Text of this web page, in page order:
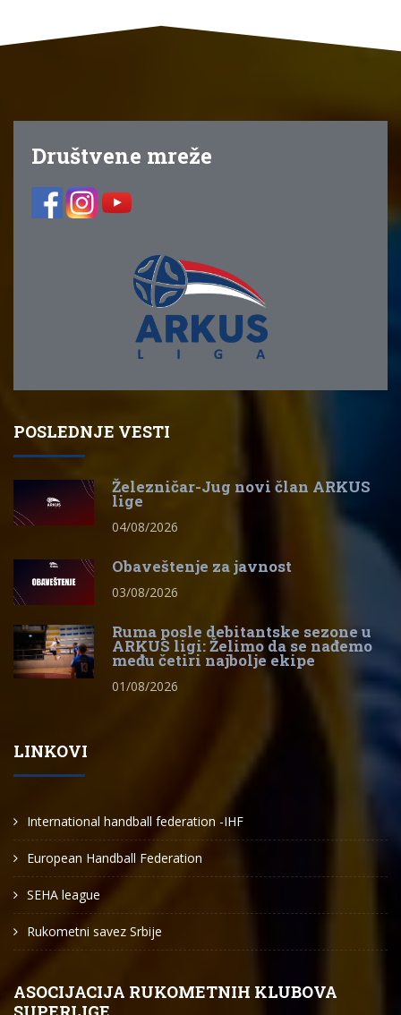
Društvene mreže
POSLEDNJE VESTI
Železničar-Jug novi član ARKUS
lige
04/08/2026
Obaveštenje za javnost
03/08/2026
Ruma posle debitantske sezone u
ARKUS ligi: Želimo da se nađemo
među četiri najbolje ekipe
01/08/2026
LINKOVI
International handball federation -IHF
European Handball Federation
SEHA league
Rukometni savez Srbije
ASOCIJACIJA RUKOMETNIH KLUBOVA